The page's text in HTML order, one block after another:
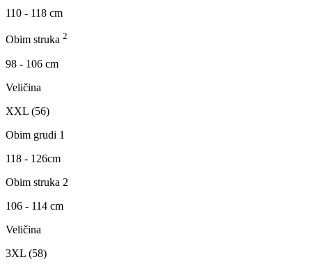
110 - 118 cm
Obim struka 2
98 - 106 cm
Veličina
XXL (56)
Obim grudi 1
118 - 126cm
Obim struka 2
106 - 114 cm
Veličina
3XL (58)